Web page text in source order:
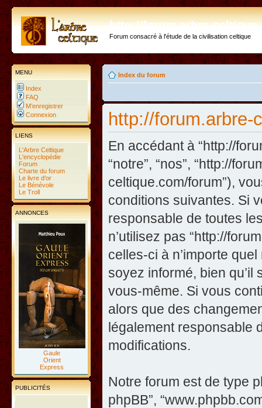
http://forum.arbre-
Forum consacré à l'étude de la civilisation celtique
MENU
Index
FAQ
M’enregistrer
Connexion
LIENS
L'Arbre Celtique
L'encyclopédie
Forum
Charte du forum
Le livre d'or
Le Bénévole
Le Troll
ANNONCES
Gaule
Orient
Express
PUBLICITÉS
Index du forum
http://forum.arbre-
En accédant à “http://
“notre”, “nos”, “http://
celtique.com/forum”),
conditions suivantes. Si
responsable de toutes
n’utilisez pas “http://
celles-ci à n’importe
soyez informé, bien
vous-même. Si vous
alors que des
légalement responsable
modifications.
Notre forum est de type
phpBB”,